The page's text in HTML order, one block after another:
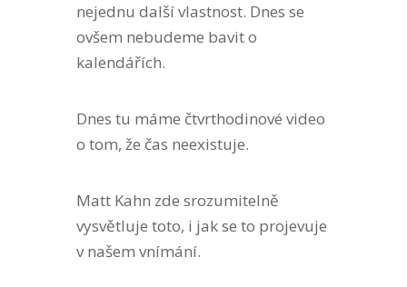
nejednu další vlastnost. Dnes se
ovšem nebudeme bavit o
kalendářích.
Dnes tu máme čtvrthodinové video
o tom, že čas neexistuje.
Matt Kahn zde srozumitelně
vysvětluje toto, i jak se to projevuje
v našem vnímání.